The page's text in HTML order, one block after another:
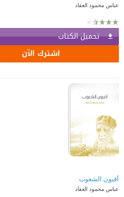
عباس محمود العقاد
تحميل الكتاب
اشترك الآن
أفيون الشعوب
عباس محمود العقاد